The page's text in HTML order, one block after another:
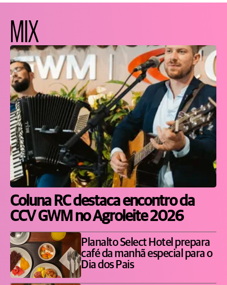
MIX
Coluna RC destaca encontro da
CCV GWM no Agroleite 2026
Planalto Select Hotel prepara
café da manhã especial para o
Dia dos Pais